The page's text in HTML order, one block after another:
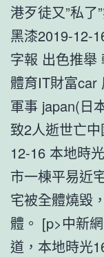
港歹徒又”私
黑漆2019-12-
字報 出色推舉
體育IT財富car
軍事 japan(日
致2人逝世亡
12-16 本地時
市一棟平易近
宅被全體燒毀
體。 [p>中新
道，本地時光